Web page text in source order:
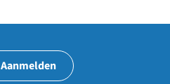
Aanmelden